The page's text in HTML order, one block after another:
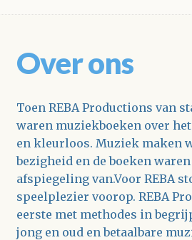
Over ons
Toen REBA Productions van
waren muziekboeken over
en kleurloos. Muziek maken
bezigheid en de boeken waren
afspiegeling van.Voor REBA
speelplezier voorop. REBA
eerste met methodes in
jong en oud en betaalbare